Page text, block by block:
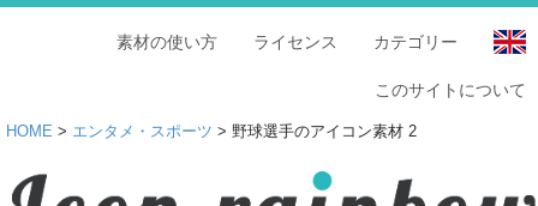
カテゴリー
ライセンス
素材の使い方
このサイトについて
HOME > エンタメ・スポーツ > 野球選手のアイコン素材 2